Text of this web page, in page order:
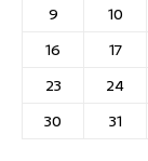
9
10
16
17
23
24
30
31